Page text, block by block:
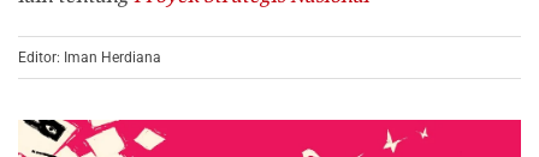
Editor: Iman Herdiana